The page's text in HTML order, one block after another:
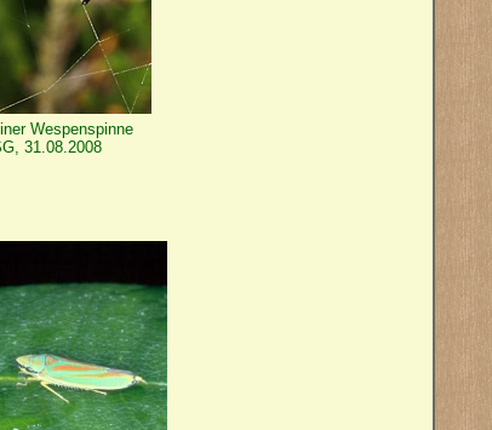
Wespenspinne
31.08.2008